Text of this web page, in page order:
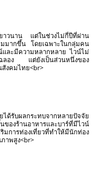
ยาวนาน แต่ในช่วงไม่กี่ปีที่ผ่าน
มากขึ้น โดยเฉพาะในกลุ่มคน
ละมีความหลากหลาย ไวน์ไม่
มฉลอง แต่ยังเป็นส่วนหนึ่งของ
งคมไทย<br>
ได้รับผลกระทบจากหลายปัจจัย
ของร้านอาหารและบาร์ที่มีไวน์
การท่องเที่ยวที่ทำให้มีนักท่อง
าพสูง<br>